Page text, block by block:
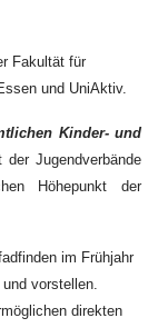
Fakultät für
und UniAktiv.
Kinder- und
Jugendverbände
Höhepunkt der
im Frühjahr
vorstellen.
direkten